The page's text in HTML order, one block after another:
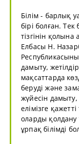
Білім - барлық
бірі болған.
тізгінін
Елбасы Н.
дамыту,
мақсаттарда
беруді және
жүйесін
елімізге
оларды қолдану
ұрпақ білімді